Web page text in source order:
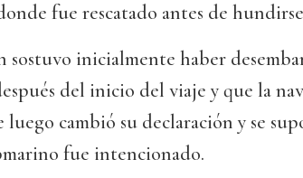
fue rescatado antes de
sostuvo inicialmente haber
del inicio del viaje y que la
luego cambió su declaración y se
fue intencionado.